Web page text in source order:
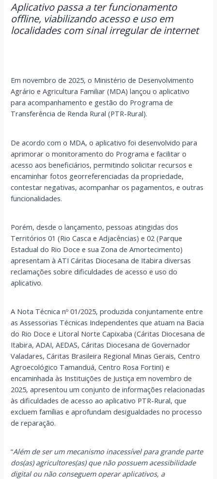
Aplicativo passa a ter funcionamento
offline, viabilizando acesso e uso em
localidades com sinal irregular de internet
Em novembro de 2025, o Ministério de Desenvolvimento
Agrário e Agricultura Familiar (MDA) lançou o aplicativo
para acompanhamento e gestão do Programa de
Transferência de Renda Rural (PTR-Rural).
De acordo com o MDA, o aplicativo foi desenvolvido para
aprimorar o monitoramento do Programa e facilitar o
acesso aos beneficiários, permitindo solicitar recursos e
encaminhar fotos georreferenciadas da propriedade,
contestar negativas, acompanhar os pagamentos, e outras
funcionalidades.
Porém, desde o lançamento, pessoas atingidas dos
Territórios 01 (Rio Casca e Adjacências) e 02 (Parque
Estadual do Rio Doce e sua Zona de Amortecimento)
apresentam à ATI Cáritas Diocesana de Itabira diversas
reclamações sobre dificuldades de acesso e uso do
aplicativo.
A Nota Técnica nº 01/2025, produzida conjuntamente entre
as Assessorias Técnicas Independentes que atuam na Bacia
do Rio Doce e Litoral Norte Capixaba (Cáritas Diocesana de
Itabira, ADAI, AEDAS, Cáritas Diocesana de Governador
Valadares, Cáritas Brasileira Regional Minas Gerais, Centro
Agroecológico Tamanduá, Centro Rosa Fortini) e
encaminhada às Instituições de Justiça em novembro de
2025, apresentou um conjunto de informações relacionadas
às dificuldades de acesso ao aplicativo PTR-Rural, que
excluem famílias e aprofundam desigualdades no processo
de reparação.
“Além de ser um mecanismo inacessível para grande parte
dos(as) agricultores(as) que não possuem acessibilidade
digital ou não conseguem operar aplicativos, a